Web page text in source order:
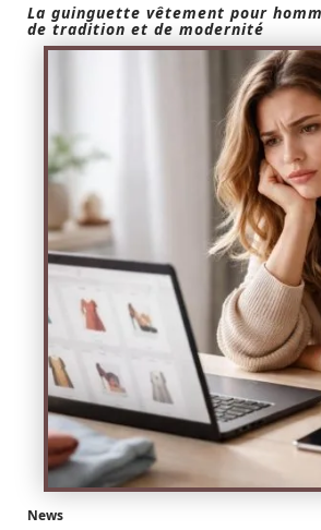
La guinguette vêtement pour
de tradition et de modernité
News